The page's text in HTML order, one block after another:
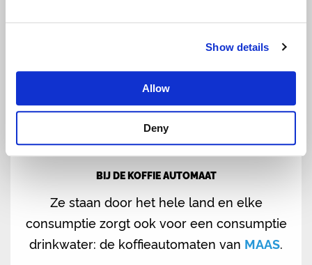
Show details
Allow
Deny
BIJ DE KOFFIE AUTOMAAT
Ze staan door het hele land en elke
consumptie zorgt ook voor een consumptie
drinkwater: de koffieautomaten van MAAS.